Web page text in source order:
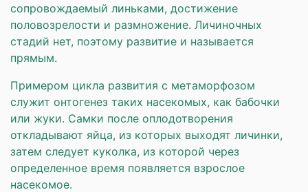
сопровождаемый линьками, достижение
половозрелости и размножение. Личиночных
стадий нет, поэтому развитие и называется
прямым.
Примером цикла развития с метаморфозом
служит онтогенез таких насекомых, как бабочки
или жуки. Самки после оплодотворения
откладывают яйца, из которых выходят личинки,
затем следует куколка, из которой через
определенное время появляется взрослое
насекомое.